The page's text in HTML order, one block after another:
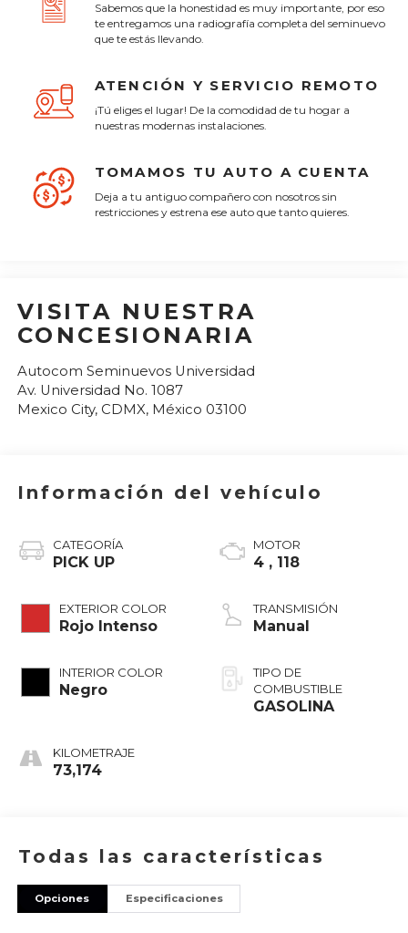
Sabemos que la honestidad es muy importante, por eso
te entregamos una radiografía completa del seminuevo
que te estás llevando.
ATENCIÓN Y SERVICIO REMOTO
¡Tú eliges el lugar! De la comodidad de tu hogar a
nuestras modernas instalaciones.
TOMAMOS TU AUTO A CUENTA
Deja a tu antiguo compañero con nosotros sin
restricciones y estrena ese auto que tanto quieres.
VISITA NUESTRA
CONCESIONARIA
Autocom Seminuevos Universidad
Av. Universidad No. 1087
Mexico City, CDMX, México 03100
Información del vehículo
CATEGORÍA
PICK UP
EXTERIOR COLOR
Rojo Intenso
INTERIOR COLOR
Negro
KILOMETRAJE
73,174
MOTOR
4 , 118
TRANSMISIÓN
Manual
TIPO DE
COMBUSTIBLE
GASOLINA
Todas las características
Opciones Especificaciones